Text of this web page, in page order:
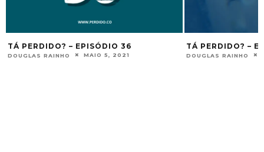
TÁ PERDIDO? – EPISÓDIO 36
DOUGLAS RAINHO MAIO 5, 2021
TÁ PERDIDO? –
DOUGLAS RAINHO